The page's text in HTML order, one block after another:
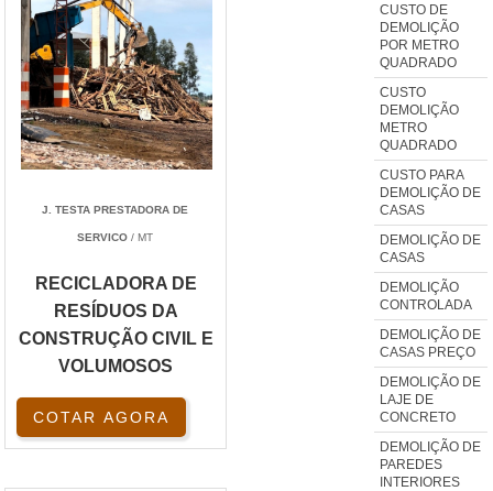
J. TESTA PRESTADORA DE
SERVICO / MT
RECICLADORA DE
RESÍDUOS DA
CONSTRUÇÃO CIVIL E
VOLUMOSOS
COTAR AGORA
CUSTO DE
DEMOLIÇÃO
POR METRO
QUADRADO
CUSTO
DEMOLIÇÃO
METRO
QUADRADO
CUSTO PARA
DEMOLIÇÃO DE
CASAS
DEMOLIÇÃO DE
CASAS
DEMOLIÇÃO
CONTROLADA
DEMOLIÇÃO DE
CASAS PREÇO
DEMOLIÇÃO DE
LAJE DE
CONCRETO
DEMOLIÇÃO DE
PAREDES
INTERIORES